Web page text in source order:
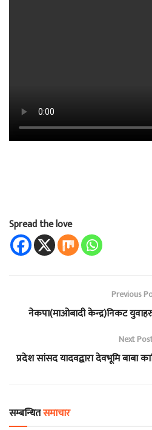
Spread the love
Previous
नेकपा(माओबादी केन्द्र)निकट
Next
प्रदेश सांसद यादवद्वारा देवभूमि बाबा
सम्बन्धितसमाचार